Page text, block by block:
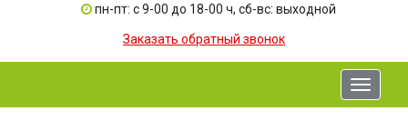
пн-пт: с 9-00 до 18-00 ч, сб-вс: выходной
Заказать обратный звонок
Toggle